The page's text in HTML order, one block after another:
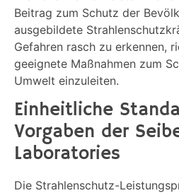
Beitrag zum Schutz der
ausgebildete
Gefahren rasch zu erkennen,
geeignete Maßnahmen zum
Umwelt einzuleiten.
Einheitliche
Vorgaben der
Laboratories
Die Strahlenschutz-